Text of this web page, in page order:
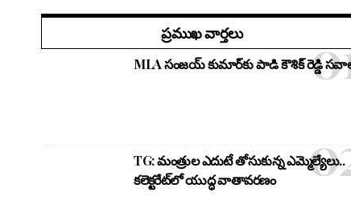
ప్రముఖ వార్తలు
MLA సంజయ్ కుమార్‌కు పాడి కౌశిక్ రెడ్డి
TG: మంత్రుల ఎదుటే తోసుకున్న ఎమ్మెల్యేలు..
కలెక్టరేట్‌లో యుద్ధ వాతావరణం